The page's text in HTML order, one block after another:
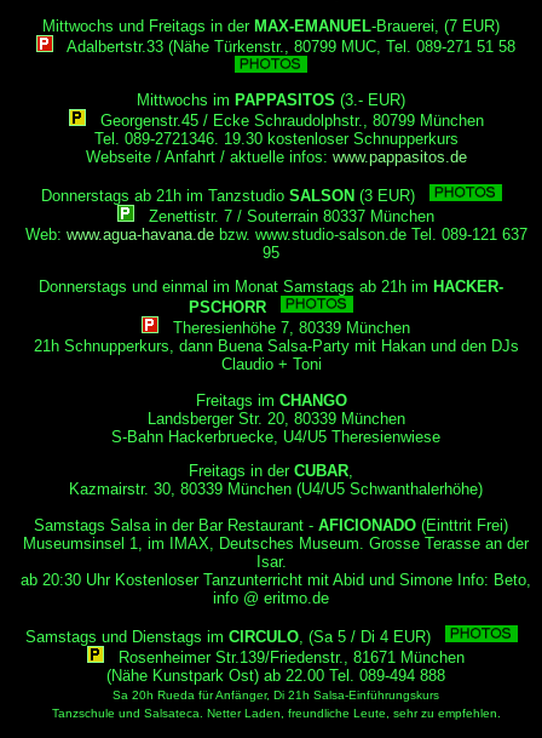
Mittwochs und Freitags in der MAX-EMANUEL-Brauerei, (7 EUR)
Adalbertstr.33 (Nähe Türkenstr., 80799 MUC, Tel. 089-271 51 58
Mittwochs im PAPPASITOS (3.- EUR)
Georgenstr.45 / Ecke Schraudolphstr., 80799 München
Tel. 089-2721346. 19.30 kostenloser Schnupperkurs
Webseite / Anfahrt / aktuelle infos: www.pappasitos.de
Donnerstags ab 21h im Tanzstudio SALSON (3 EUR)
Zenettistr. 7 / Souterrain 80337 München
Web: www.agua-havana.debzw. www.studio-salson.de Tel. 089-121 637
95
Donnerstags und einmal im Monat Samstags ab 21h im HACKER-
PSCHORR
Theresienhöhe 7, 80339 München
21h Schnupperkurs, dann Buena Salsa-Party mit Hakan und den DJs
Claudio + Toni
Freitags im CHANGO
Landsberger Str. 20, 80339 München
S-Bahn Hackerbruecke, U4/U5 Theresienwiese
Freitags in der CUBAR,
Kazmairstr. 30, 80339 München (U4/U5 Schwanthalerhöhe)
Samstags Salsa in der Bar Restaurant - AFICIONADO (Einttrit Frei)
Museumsinsel 1, im IMAX, Deutsches Museum. Grosse Terasse an der
Isar.
ab 20:30 Uhr Kostenloser Tanzunterricht mit Abid und Simone Info: Beto,
info @ eritmo.de
Samstags und Dienstags im CIRCULO, (Sa 5 / Di 4 EUR)
Rosenheimer Str.139/Friedenstr., 81671 München
(Nähe Kunstpark Ost) ab 22.00 Tel. 089-494 888
Sa 20h Rueda für Anfänger, Di 21h Salsa-Einführungskurs
Tanzschule und Salsateca. Netter Laden, freundliche Leute, sehr zu empfehlen.